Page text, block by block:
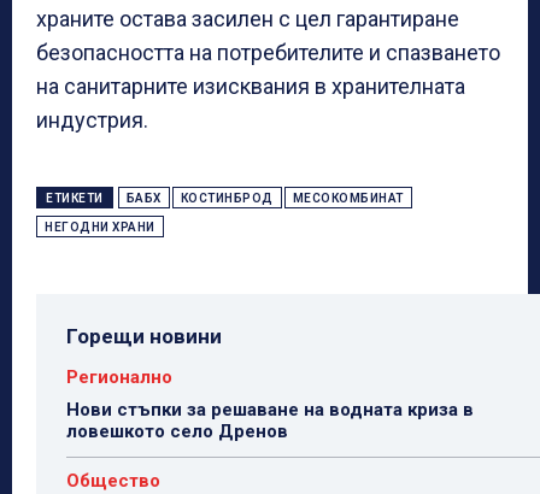
храните остава засилен с цел гарантиране
безопасността на потребителите и спазването
на санитарните изисквания в хранителната
индустрия.
ЕТИКЕТИ БАБХ КОСТИНБРОД МЕСОКОМБИНАТ
НЕГОДНИ ХРАНИ
Горещи новини
Регионално
Нови стъпки за решаване на водната криза в
ловешкото село Дренов
Общество